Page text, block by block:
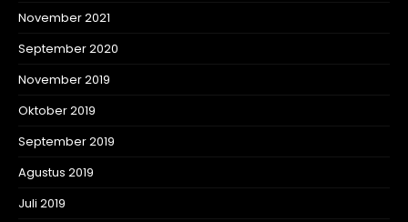
November 2021
September 2020
November 2019
Oktober 2019
September 2019
Agustus 2019
Juli 2019